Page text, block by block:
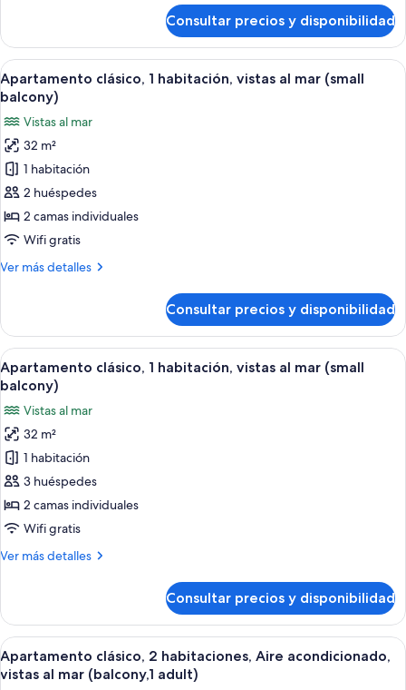
balcony)
clásico,
habitación,
vistas
mar
(small
balcony)
Consultar precios y disponibilidad
Abrir
todas
fotos
de
Apartamento
clásico,
1
habitación,
al
balcony)
Un balcón con una mesa, sillas, una
9
Apartamento clásico, 1 habitación, vistas al mar (small
balcony)
Vistas al mar
32 m²
1 habitación
2 huéspedes
2 camas individuales
Wifi gratis
Ver más detalles
Más
clásico,
habitación,
vistas
mar
(small
balcony)
Consultar precios y disponibilidad
Abrir
todas
fotos
de
Apartamento
clásico,
1
habitación,
al
balcony)
Un balcón con una mesa, sillas, una
9
Apartamento clásico, 1 habitación, vistas al mar (small
balcony)
Vistas al mar
32 m²
1 habitación
3 huéspedes
2 camas individuales
Wifi gratis
Ver más detalles
Más
clásico,
habitación,
vistas
Consultar precios y disponibilidad
Abrir
todas
Caja fuerte, wifi gratis, ropa de cama
7
Apartamento clásico, 2 habitaciones, Aire acondicionado,
vistas al mar (balcony,1 adult)